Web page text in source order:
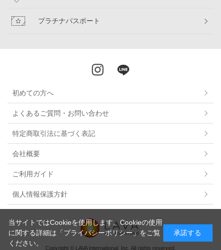
プラチナパスポート
初めての方へ
よくあるご質問・お問い合わせ
特定商取引法に基づく表記
会社概要
ご利用ガイド
個人情報保護方針
Copyright © LAVA International, Inc. All rights reserved.
当サイトではCookieを使用します。Cookieの使用
に関する詳細は 「プライバシーポリシー」をご覧
ください。
承諾する